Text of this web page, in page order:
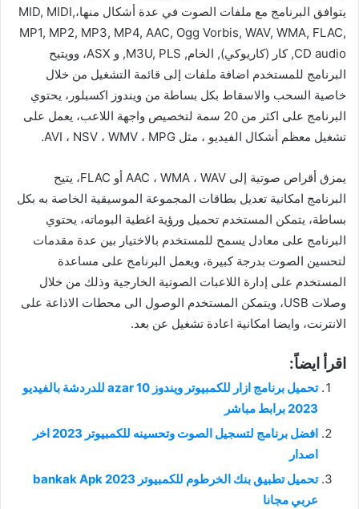
يتوافق البرنامج مع ملفات الصوت في عدة أشكال منها،MID, MIDI,
MP1, MP2, MP3, MP4, AAC, Ogg Vorbis, WAV, WMA, FLAC,
CD audio, كار (كاريوكي), الخام, M3U, PLS, و ASX، وويتيح
البرنامج للمستخدم اضافة ملفات إلى قائمة التشغيل من خلال
خاصية السحب والاسقاط بكل بساطة من ويندوز اكسبلور، يحتوي
البرنامج على اكثر من 20 سمة لتخصيص واجهة اللاعب، يعمل على
تشغيل معظم أشكال الفيديو ، مثل AVI ، NSV ، WMV ، MPG.
يمزق أقراص صوتية إلى AAC ، WMA ، WAV أو FLAC، يتيح
البرنامج امكانية تعديل بطاقات المجموعة الموسيقية الخاصة به بكل
بساطة، يتمكن المستخدم تحميل ورؤية اغطية البوماته، يحتوي
البرنامج على معادل يسمح للمستخدم بالاختيار بين عدة مقدمات
لتحسين الصوت بدرجة كبيرة، ويعمل البرنامج على مساعدة
المستخدم على إدارة اللاعبات الصوتية الخارجية وذلك من خلال
وصلات USB، ويتمكن المستخدم الوصول الى محطات الاذاعة على
الانترنت، وايضا امكانية اعادة تشغيل عن بعد.
اقرأ ايضاً:
تحميل برنامج ازار للكمبيوتر ويندوز 10 azar للدردشة بالفيديو
2023 برابط مباشر
افضل برنامج لتسجيل الصوت وتحسينه للكمبيوتر 2023 اخر
اصدار
تحميل تطبيق بنك الخرطوم للكمبيوتر bankak Apk 2023
عربي مجانا